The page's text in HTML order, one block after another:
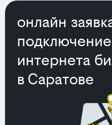
онлайн
интернета
в Саратове